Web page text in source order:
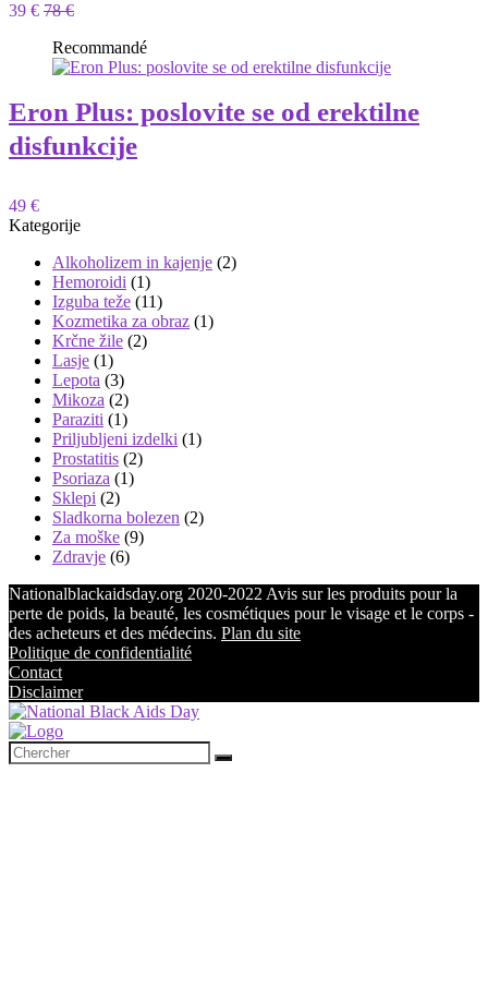
39 € 78 €
Recommandé
Eron Plus: poslovite se od erektilne
disfunkcije
49 €
Kategorije
Alkoholizem in kajenje (2)
Hemoroidi (1)
Izguba teže (11)
Kozmetika za obraz (1)
Krčne žile (2)
Lasje (1)
Lepota (3)
Mikoza (2)
Paraziti (1)
Priljubljeni izdelki (1)
Prostatitis (2)
Psoriaza (1)
Sklepi (2)
Sladkorna bolezen (2)
Za moške (9)
Zdravje (6)
Nationalblackaidsday.org 2020-2022 Avis sur les produits pour la
perte de poids, la beauté, les cosmétiques pour le visage et le corps -
des acheteurs et des médecins. Plan du site
Politique de confidentialité
Contact
Disclaimer